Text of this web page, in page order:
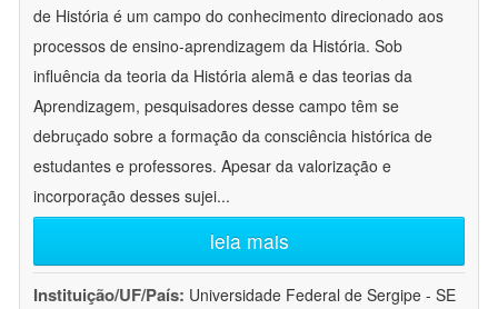
de História é um campo do conhecimento direcionado aos
processos de ensino-aprendizagem da História. Sob
influência da teoria da História alemã e das teorias da
Aprendizagem, pesquisadores desse campo têm se
debruçado sobre a formação da consciência histórica de
estudantes e professores. Apesar da valorização e
incorporação desses sujei...
leia mais
Instituição/UF/País: Universidade Federal de Sergipe - SE